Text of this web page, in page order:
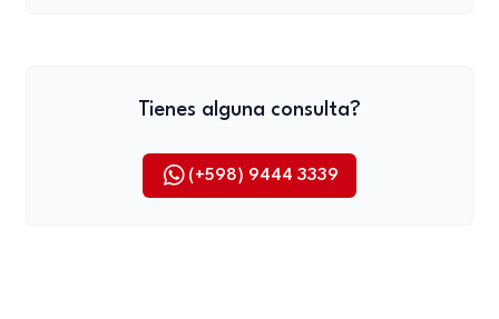
Tienes alguna consulta?
(+598) 9444 3339